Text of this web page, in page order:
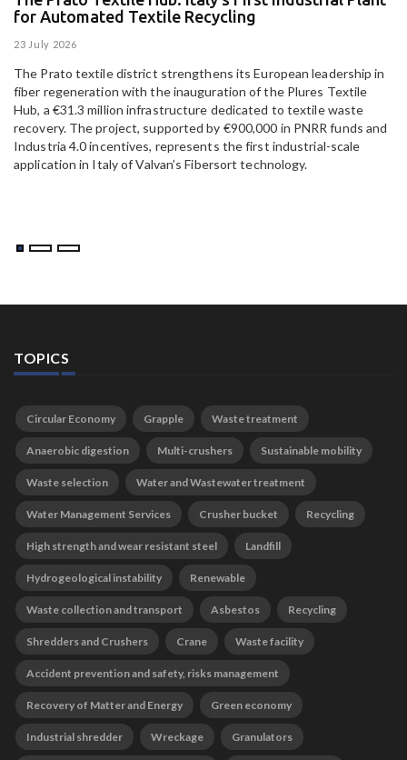
for Automated Textile Recycling
23 July 2026
The Prato textile district strengthens its European leadership in
fiber regeneration with the inauguration of the Plures Textile
Hub, a €31.3 million infrastructure dedicated to textile waste
recovery. The project, supported by €900,000 in PNRR funds and
Industria 4.0 incentives, represents the first industrial-scale
application in Italy of Valvan’s Fibersort technology.
TOPICS
Circular Economy Grapple Waste treatment
Anaerobic digestion Multi-crushers Sustainable mobility
Waste selection Water and Wastewater treatment
Water Management Services Crusher bucket Recycling
High strength and wear resistant steel Landfill
Hydrogeological instability Renewable
Waste collection and transport Asbestos Recycling
Shredders and Crushers Crane Waste facility
Accident prevention and safety, risks management
Recovery of Matter and Energy Green economy
Industrial shredder Wreckage Granulators